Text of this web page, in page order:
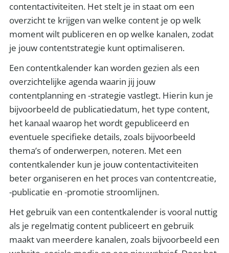
contentactiviteiten. Het stelt je in staat om een
overzicht te krijgen van welke content je op welk
moment wilt publiceren en op welke kanalen, zodat
je jouw contentstrategie kunt optimaliseren.
Een contentkalender kan worden gezien als een
overzichtelijke agenda waarin jij jouw
contentplanning en -strategie vastlegt. Hierin kun je
bijvoorbeeld de publicatiedatum, het type content,
het kanaal waarop het wordt gepubliceerd en
eventuele specifieke details, zoals bijvoorbeeld
thema’s of onderwerpen, noteren. Met een
contentkalender kun je jouw contentactiviteiten
beter organiseren en het proces van contentcreatie,
-publicatie en -promotie stroomlijnen.
Het gebruik van een contentkalender is vooral nuttig
als je regelmatig content publiceert en gebruik
maakt van meerdere kanalen, zoals bijvoorbeeld een